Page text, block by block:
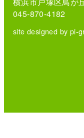
045-870-4182
site designed by pi-